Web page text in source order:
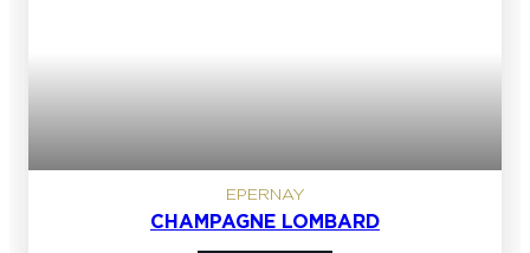
EPERNAY
CHAMPAGNE LOMBARD